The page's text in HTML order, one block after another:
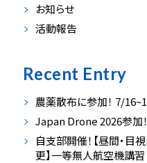
お知らせ
活動報告
Recent Entry
農薬散布に参加！ 7/
Japan Drone 2026参
自支部開催！【昼間・目
更】一等無人航空機講